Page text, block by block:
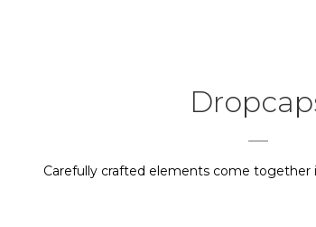
Carefully crafted elements come together